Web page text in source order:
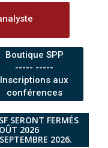
Boutique SPP
----- -----
Inscriptions aux
conférences
SERONT FERMÉS
2026
2026.